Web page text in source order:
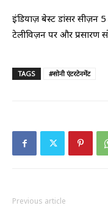
इंडियाज़ बेस्ट डांसर सीज़न
टेलीविज़न पर और प्रसारण
TAGS #सोनी एंटरटेनमेंट
Previous article